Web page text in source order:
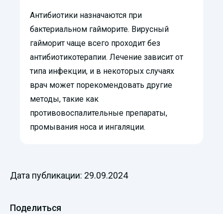
Антибиотики назначаются при
бактериальном гайморите. Вирусный
гайморит чаще всего проходит без
антибиотикотерапии. Лечение зависит от
типа инфекции, и в некоторых случаях
врач может порекомендовать другие
методы, такие как
противовоспалительные препараты,
промывания носа и ингаляции.
Дата публикации: 29.09.2024
Поделиться